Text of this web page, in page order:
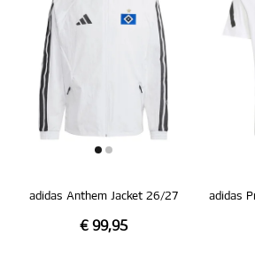
adidas Anthem Jacket 26/27
€ 99,95